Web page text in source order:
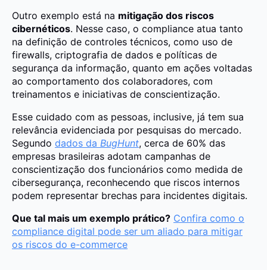
Outro exemplo está na mitigação dos riscos
cibernéticos. Nesse caso, o compliance atua tanto
na definição de controles técnicos, como uso de
firewalls, criptografia de dados e políticas de
segurança da informação, quanto em ações voltadas
ao comportamento dos colaboradores, com
treinamentos e iniciativas de conscientização.
Esse cuidado com as pessoas, inclusive, já tem sua
relevância evidenciada por pesquisas do mercado.
Segundo dados da BugHunt, cerca de 60% das
empresas brasileiras adotam campanhas de
conscientização dos funcionários como medida de
cibersegurança, reconhecendo que riscos internos
podem representar brechas para incidentes digitais.
Que tal mais um exemplo prático? Confira como o
compliance digital pode ser um aliado para mitigar
os riscos do e-commerce